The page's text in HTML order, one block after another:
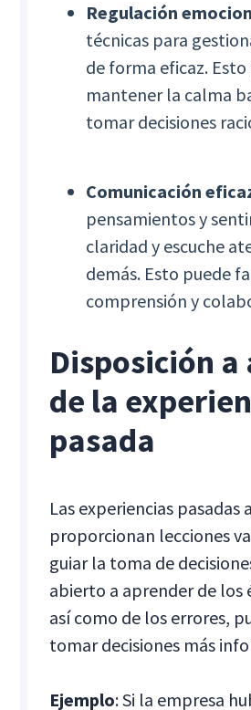
Regulación
técnicas para
de forma eficaz.
mantener la calma
tomar decisiones
Comunicación
pensamientos y
claridad y escuche
demás. Esto puede
comprensión y
Disposición
de la
pasada
Las experiencias pasadas
proporcionan lecciones
guiar la toma de
abierto a aprender de los
así como de los errores,
tomar decisiones más
Ejemplo: Si la empresa